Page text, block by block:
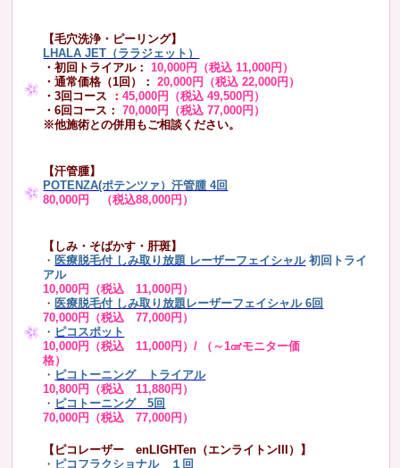
【毛穴洗浄・ピーリング】
LHALA JET（ララジェット）
・初回トライアル： 10,000円（税込 11,000円）
・通常価格（1回）：
20,000円（税込 22,000円）
・3回コース ：45,000円（税込 49,500円）
・6回コース：
70,000円（税込 77,000円）
※他施術との併用もご相談ください。
【汗管腫】
POTENZA(ポテンツァ）汗管腫 4回
80,000円 （税込88,000円）
【しみ・そばかす・肝斑】
・ 医療脱毛付 しみ取り放題 レーザーフェイシャル 初回トライ
アル
10,000円（税込 11,000円）
・ 医療脱毛付 しみ取り放題レーザーフェイシャル 6回
70,000円（税込 77,000円）
・ ピコスポット
10,000円（税込 11,000円）/ （～1㎠モニター価
格）
・ ピコトーニング トライアル
10,800円（税込 11,880円）
・ ピコトーニング 5回
70,000円（税込 77,000円）
【ピコレーザー enLIGHTen（エンライトンIII）】
・ ピコフラクショナル １回